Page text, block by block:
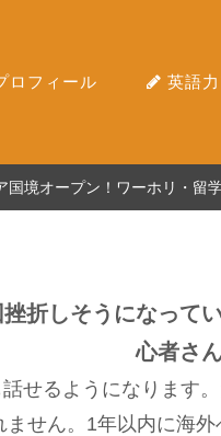
ロフィール 英語
国境オープン！ワーホリ・留
折しそうになって
心者さ
せるようになります
せん。1年以内に海